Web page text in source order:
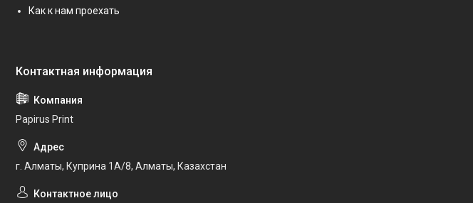
Как к нам проехать
Papirus Print
г. Алматы, Куприна 1А/8, Алматы, Казахстан